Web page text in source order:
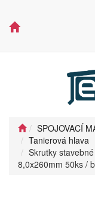
SPOJOVACÍ
Tanierová hlava
Skrutky
8,0x260mm 50ks /